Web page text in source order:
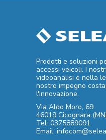
Prodotti e soluzioni
accessi veicoli. I
videoanalisi e nella
nostro impegno
l'innovazione.
Via Aldo Moro, 69
46019 Cicognara
Tel: 0375889091
Email: